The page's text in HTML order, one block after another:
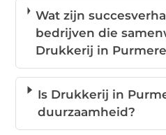
Wat zijn
bedrijven die
Drukkerij in
Is Drukkerij in
duurzaamheid?